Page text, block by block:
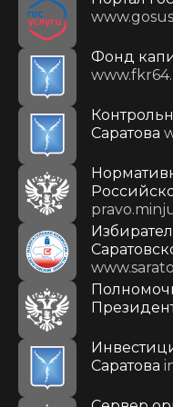
Фонд
Саратова
Саратова